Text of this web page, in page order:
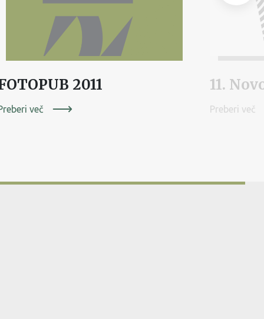
2011
več Preberi več